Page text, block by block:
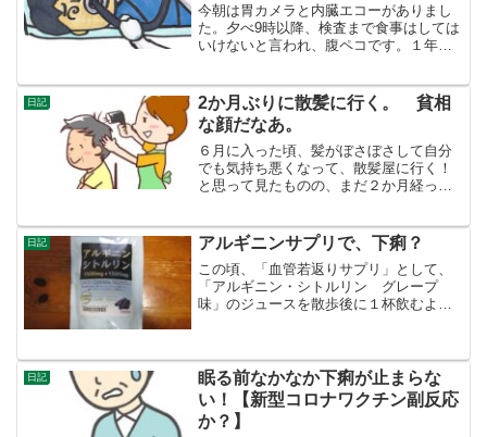
今朝は胃カメラと内臓エコーがありまし
た。夕べ9時以降、検査まで食事はしては
いけないと言われ、腹ペコです。１年半
口からの胃カメラでしたが、ストレスな
く終わりました。今日も...
日記
2か月ぶりに散髪に行く。 貧相
な顔だなあ。
６月に入った頃、髪がぼさぼさして自分
でも気持ち悪くなって、散髪屋に行く！
と思って見たものの、まだ２か月経って
があるかわかりませんが、ちょちょっと
の節約です。昔は、めいっ...
日記 アルギニンサプリで、下痢？
この頃、「血管若返りサプリ」として、
「アルギニン・シトルリン グレープ
味」のジュースを散歩後に１杯飲むよう
ました。脱水になったらいけないと思っ
て、いつも１杯のサプリのジ...
日記
眠る前なかなか下痢が止まらな
い！【新型コロナワクチン副反応
か？】